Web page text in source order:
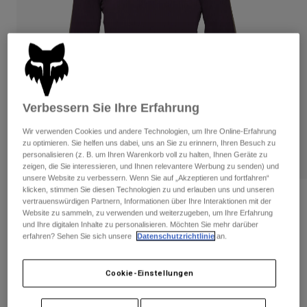
Hosen
Kurze Hosen
Handschuhe
Protektoren
Brillen
Socken
Zubehör
Ersatzteile
Hosen
Handschuhe
Jacken
Protektoren
Brillen
Socken
Taschen & Zubehör
Alle anzeigen
Damen
T-Shirts & Tops
Hoodies und Pullover
Jacken
Hosen
Shirts
Alle anzeigen
Kinder
Brillen
Socken
Alle anzeigen
Moto
Helme
Jerseys
Hosen
Stiefel
Jersey Defend Thermal Damen
Artikelnr.33787
Price reduced from
€ 109,99to€ 65,99 40% OFF
Verbessern Sie Ihre Erfahrung
Wir verwenden Cookies und andere Technologien, um Ihre Online-Erfahrung
zu optimieren. Sie helfen uns dabei, uns an Sie zu erinnern, Ihren Besuch zu
personalisieren (z. B. um Ihren Warenkorb voll zu halten, Ihnen Geräte zu
zeigen, die Sie interessieren, und Ihnen relevantere Werbung zu senden) und
unsere Website zu verbessern. Wenn Sie auf „Akzeptieren und fortfahren“
klicken, stimmen Sie diesen Technologien zu und erlauben uns und unseren
vertrauenswürdigen Partnern, Informationen über Ihre Interaktionen mit der
Website zu sammeln, zu verwenden und weiterzugeben, um Ihre Erfahrung
und Ihre digitalen Inhalte zu personalisieren. Möchten Sie mehr darüber
erfahren? Sehen Sie sich unsere
Datenschutzrichtlinie an.
Cookie-Einstellungen